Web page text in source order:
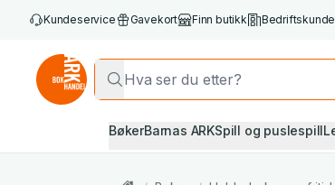
Kundeservice Gavekort Finn butikk Bedriftskunde
BøkerBarnas ARKSpill og puslespill